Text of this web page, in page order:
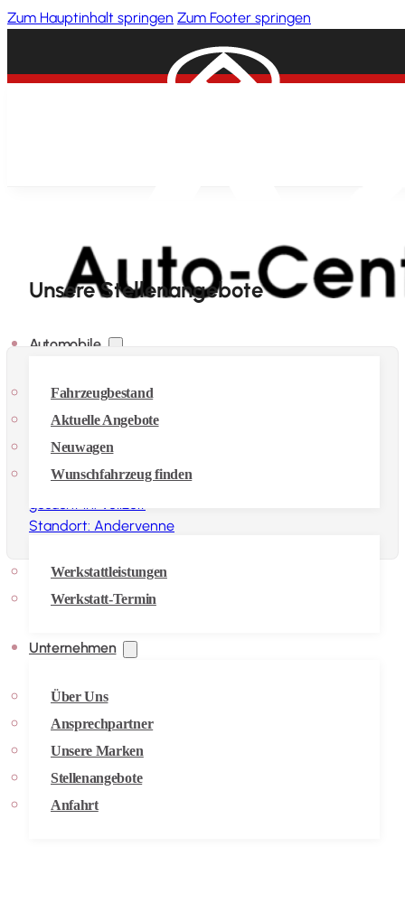
Zum Hauptinhalt springen Zum Footer springen
Automobile
Fahrzeugbestand
Aktuelle Angebote
Neuwagen
Wunschfahrzeug finden
Werkstatt & Zubehör
Werkstattleistungen
Werkstatt-Termin
Unternehmen
Über Uns
Ansprechpartner
Unsere Marken
Stellenangebote
Anfahrt
Unsere Stellenangebote
Kfz-
Mechatroniker/in
(m/w/d)
gesucht in: Vollzeit
Standort: Andervenne